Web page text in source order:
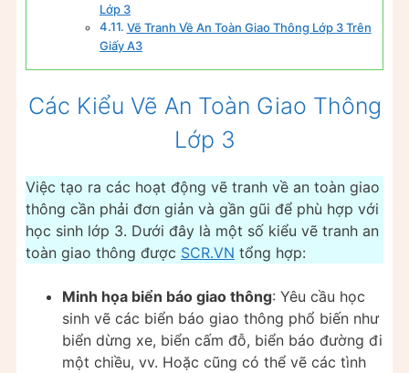
Lớp 3
Vẽ Tranh Về An Toàn Giao Thông Lớp 3 Trên
Giấy A3
Các Kiểu Vẽ An Toàn Giao Thông
Lớp 3
Việc tạo ra các hoạt động vẽ tranh về an toàn giao
thông cần phải đơn giản và gần gũi để phù hợp với
học sinh lớp 3. Dưới đây là một số kiểu vẽ tranh an
toàn giao thông được SCR.VN tổng hợp:
Minh họa biển báo giao thông: Yêu cầu học
sinh vẽ các biển báo giao thông phổ biến như
biển dừng xe, biển cấm đỗ, biển báo đường đi
một chiều, vv. Hoặc cũng có thể vẽ các tình